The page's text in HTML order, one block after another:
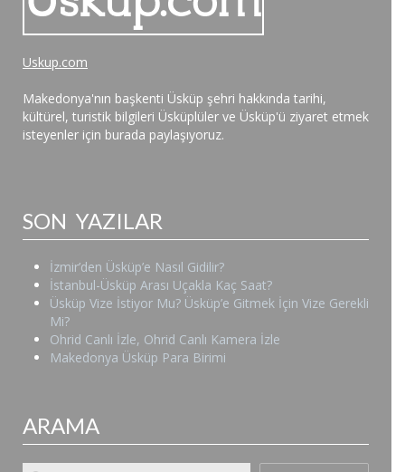
Uskup.com
Makedonya'nın başkenti Üsküp şehri hakkında tarihi,
kültürel, turistik bilgileri Üsküplüler ve Üsküp'ü ziyaret etmek
isteyenler için burada paylaşıyoruz.
SON YAZILAR
İzmir’den Üsküp’e Nasıl Gidilir?
İstanbul-Üsküp Arası Uçakla Kaç Saat?
Üsküp Vize İstiyor Mu? Üsküp’e Gitmek İçin Vize Gerekli
Mi?
Ohrid Canlı İzle, Ohrid Canlı Kamera İzle
Makedonya Üsküp Para Birimi
ARAMA